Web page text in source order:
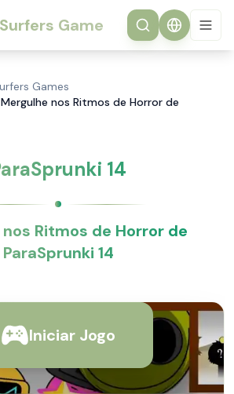
Game
Games
Mergulhe nos Ritmos de Horror de
14
Ritmos de Horror de
ParaSprunki 14
Iniciar Jogo